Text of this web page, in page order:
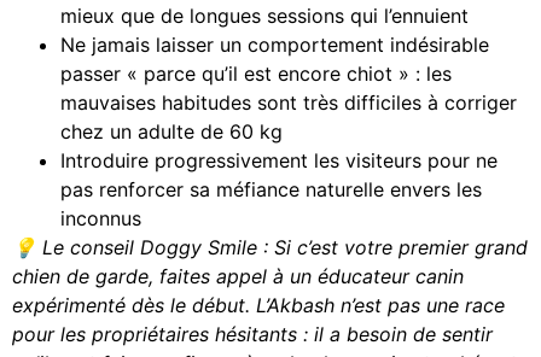
mieux que de longues sessions qui l’ennuient
Ne jamais laisser un comportement indésirable
passer « parce qu’il est encore chiot » : les
mauvaises habitudes sont très difficiles à corriger
chez un adulte de 60 kg
Introduire progressivement les visiteurs pour ne
pas renforcer sa méfiance naturelle envers les
inconnus
💡 Le conseil Doggy Smile : Si c’est votre premier grand
chien de garde, faites appel à un éducateur canin
expérimenté dès le début. L’Akbash n’est pas une race
pour les propriétaires hésitants : il a besoin de sentir